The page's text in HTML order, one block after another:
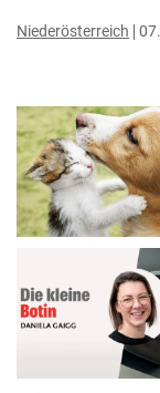
Niederösterreich